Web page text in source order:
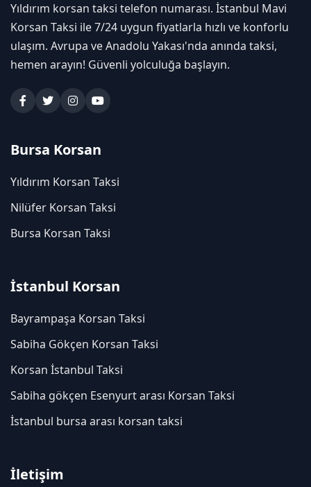
Yıldırım korsan taksi telefon numarası. İstanbul Mavi
Korsan Taksi ile 7/24 uygun fiyatlarla hızlı ve konforlu
ulaşım. Avrupa ve Anadolu Yakası'nda anında taksi,
hemen arayın! Güvenli yolculuğa başlayın.
Bursa Korsan
Yıldırım Korsan Taksi
Nilüfer Korsan Taksi
Bursa Korsan Taksi
İstanbul Korsan
Bayrampaşa Korsan Taksi
Sabiha Gökçen Korsan Taksi
Korsan İstanbul Taksi
Sabiha gökçen Esenyurt arası Korsan Taksi
İstanbul bursa arası korsan taksi
İletişim